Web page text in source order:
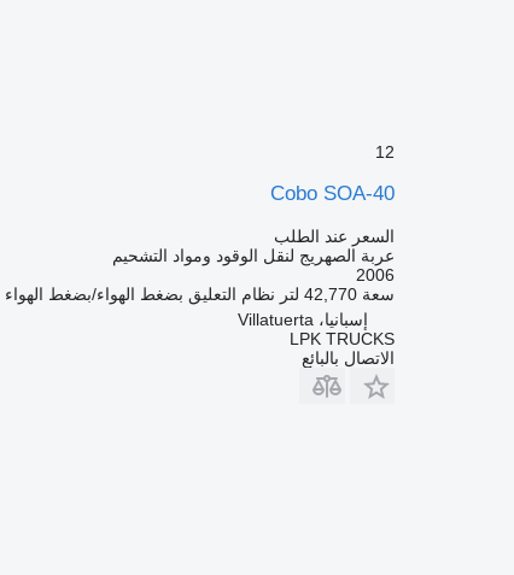
12
Cobo SOA-40
السعر عند الطلب
عربة الصهريج لنقل الوقود ومواد التشحيم
2006
سعة 42,770 لتر نظام التعليق بضغط الهواء/بضغط الهواء
إسبانيا، Villatuerta
LPK TRUCKS
الاتصال بالبائع